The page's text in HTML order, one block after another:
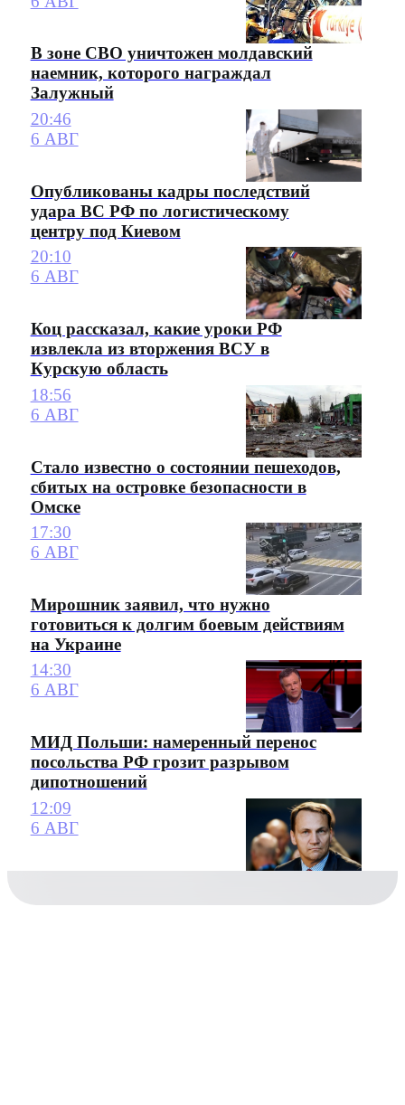
В зоне СВО уничтожен молдавский
наемник, которого награждал
Залужный
20:46
6 АВГ
Опубликованы кадры последствий
удара ВС РФ по логистическому
центру под Киевом
20:10
6 АВГ
Коц рассказал, какие уроки РФ
извлекла из вторжения ВСУ в
Курскую область
18:56
6 АВГ
Стало известно о состоянии пешеходов,
сбитых на островке безопасности в
Омске
17:30
6 АВГ
Мирошник заявил, что нужно
готовиться к долгим боевым действиям
на Украине
14:30
6 АВГ
МИД Польши: намеренный перенос
посольства РФ грозит разрывом
дипотношений
12:09
6 АВГ